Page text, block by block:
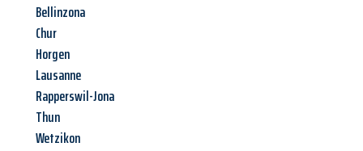
Bellinzona
Chur
Horgen
Lausanne
Rapperswil-Jona
Thun
Wetzikon